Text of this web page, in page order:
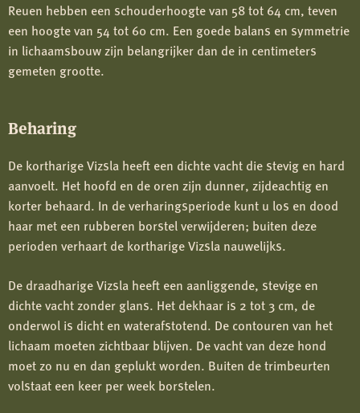
Reuen hebben een schouderhoogte van 58 tot 64 cm, teven
een hoogte van 54 tot 60 cm. Een goede balans en symmetrie
in lichaamsbouw zijn belangrijker dan de in centimeters
gemeten grootte.
Beharing
De kortharige Vizsla heeft een dichte vacht die stevig en hard
aanvoelt. Het hoofd en de oren zijn dunner, zijdeachtig en
korter behaard. In de verharingsperiode kunt u los en dood
haar met een rubberen borstel verwijderen; buiten deze
perioden verhaart de kortharige Vizsla nauwelijks.
De draadharige Vizsla heeft een aanliggende, stevige en
dichte vacht zonder glans. Het dekhaar is 2 tot 3 cm, de
onderwol is dicht en waterafstotend. De contouren van het
lichaam moeten zichtbaar blijven. De vacht van deze hond
moet zo nu en dan geplukt worden. Buiten de trimbeurten
volstaat een keer per week borstelen.